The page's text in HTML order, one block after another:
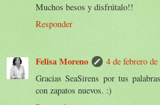
Muchos besos y disfrútalo!!
Responder
Felisa Moreno
4 de febrero
Gracias SeaSirens por tus
con zapatos nuevos. :)